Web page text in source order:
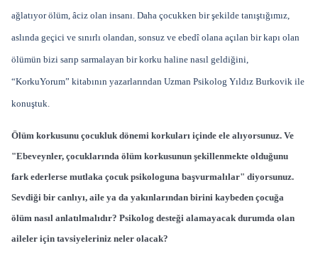
ağlatıyor ölüm, âciz olan insanı. Daha çocukken bir şekilde tanıştığımız,
aslında geçici ve sınırlı olandan, sonsuz ve ebedî olana açılan bir kapı olan
ölümün bizi sarıp sarmalayan bir korku haline nasıl geldiğini,
“KorkuYorum” kitabının yazarlarından Uzman Psikolog Yıldız Burkovik ile
konuştuk.
Ölüm korkusunu çocukluk dönemi korkuları içinde ele alıyorsunuz. Ve
"Ebeveynler, çocuklarında ölüm korkusunun şekillenmekte olduğunu
fark ederlerse mutlaka çocuk psikologuna başvurmalılar" diyorsunuz.
Sevdiği bir canlıyı, aile ya da yakınlarından birini kaybeden çocuğa
ölüm nasıl anlatılmalıdır? Psikolog desteği alamayacak durumda olan
aileler için tavsiyeleriniz neler olacak?